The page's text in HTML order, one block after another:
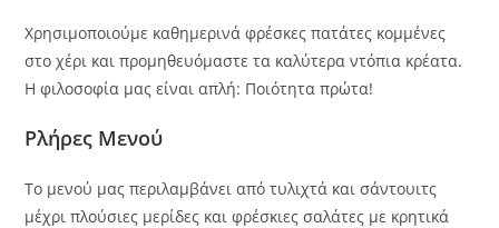
Xρησιμοποιούμε καθημερινά φρέσκες πατάτες κομμένες
στο χέρι και προμηθευόμαστε τα καλύτερα ντόπια κρέατα.
Η φιλοσοφία μας είναι απλή: Ποιότητα πρώτα!
Pλήρες Μενού
Το μενού μας περιλαμβάνει από τυλιχτά και σάντουιτς
μέχρι πλούσιες μερίδες και φρέσκιες σαλάτες με κρητικά